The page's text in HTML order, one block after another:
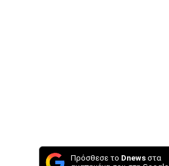
Πρόσθεσε το Dnews στα